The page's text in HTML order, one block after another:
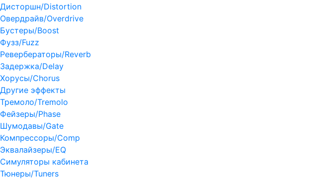
Дисторшн/Distortion
Овердрайв/Overdrive
Бустеры/Boost
Фузз/Fuzz
Ревербераторы/Reverb
Задержка/Delay
Хорусы/Chorus
Другие эффекты
Тремоло/Tremolo
Фейзеры/Phase
Шумодавы/Gate
Компрессоры/Comp
Эквалайзеры/EQ
Симуляторы кабинета
Тюнеры/Tuners